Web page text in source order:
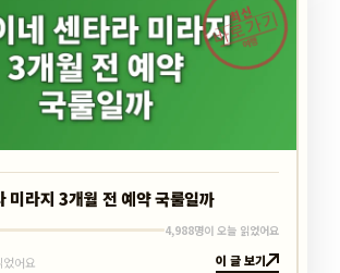
최신
바로가기
여행
미라지 3개월 전 예약 국룰일까
4,988명이 오늘 읽었어요
어요 이 글 보기